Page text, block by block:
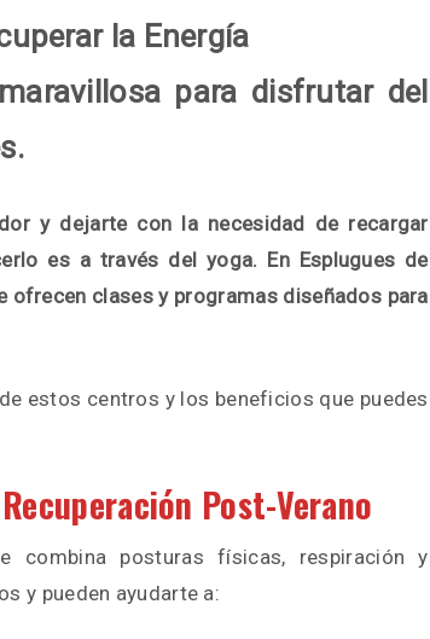
la Energía
para disfrutar del
y dejarte con la necesidad de recargar
es a través del yoga. En Esplugues de
ofrecen clases y programas diseñados para
estos centros y los beneficios que puedes
Post-Verano
combina posturas físicas, respiración y
y pueden ayudarte a: